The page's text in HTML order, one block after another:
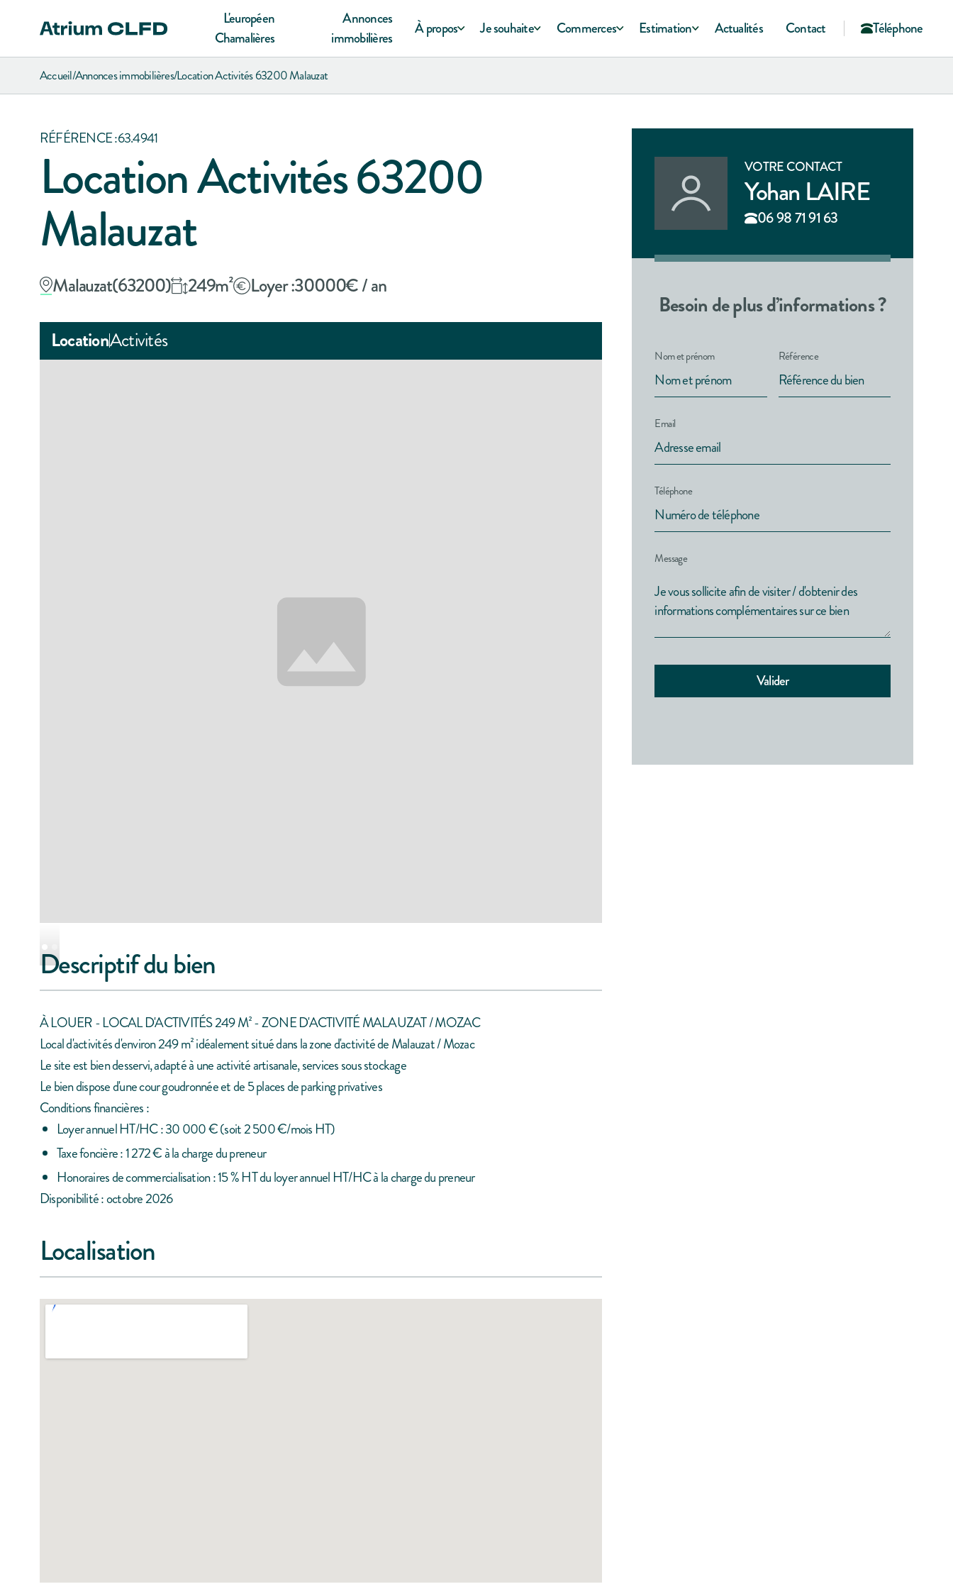
L'européen
Chamalières
Annonces
immobilières
À propos Je souhaite Commerces Estimation Actualités Contact Téléphone
Accueil/Annonces immobilières/Location Activités 63200 Malauzat
RÉFÉRENCE :63.4941
Location Activités 63200
Malauzat
Malauzat(63200) 249m² Loyer :30000€ / an
LocationActivités
Descriptif du bien
À LOUER - LOCAL D'ACTIVITÉS 249 M² - ZONE D'ACTIVITÉ MALAUZAT / MOZAC
Local d'activités d'environ 249 m² idéalement situé dans la zone d'activité de Malauzat / Mozac
Le site est bien desservi, adapté à une activité artisanale, services sous stockage
Le bien dispose d'une cour goudronnée et de 5 places de parking privatives
Conditions financières :
Loyer annuel HT/HC : 30 000 € (soit 2 500 €/mois HT)
Taxe foncière : 1 272 € à la charge du preneur
Honoraires de commercialisation : 15 % HT du loyer annuel HT/HC à la charge du preneur
Disponibilité : octobre 2026
Localisation
VOTRE CONTACT
Yohan LAIRE
06 98 71 91 63
Besoin de plus d’informations ?
Nom et prénom Référence
Email
Téléphone
Message